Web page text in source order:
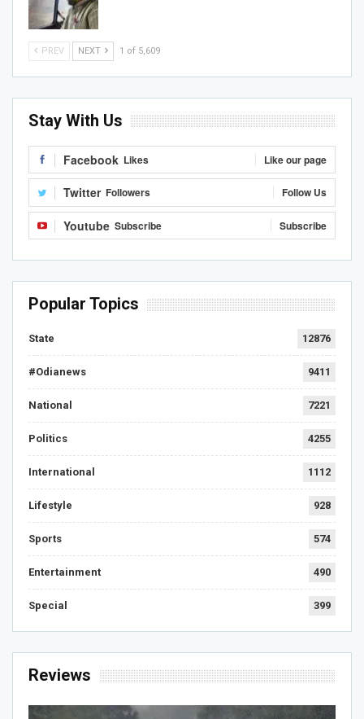
PREV NEXT 1 of 5,609
Stay With Us
Facebook Likes Like our page
Twitter Followers Follow Us
Youtube Subscribe Subscribe
Popular Topics
State 12876
#Odianews 9411
National 7221
Politics 4255
International 1112
Lifestyle 928
Sports 574
Entertainment 490
Special 399
Reviews